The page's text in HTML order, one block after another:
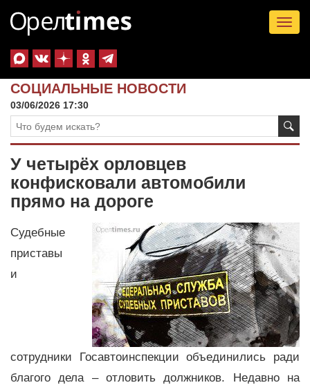
СОЦИАЛЬНЫЕ НОВОСТИ
03/06/2026 17:30
У четырёх орловцев
конфисковали автомобили
прямо на дороге
Судебные
приставы
и
сотрудники Госавтоинспекции объединились ради
благого дела – отловить должников. Недавно на